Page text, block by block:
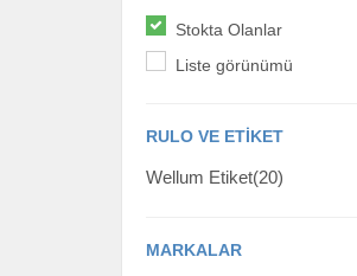
Stokta Olanlar
Liste görünümü
RULO VE ETIKET
Wellum Etiket(20)
MARKALAR